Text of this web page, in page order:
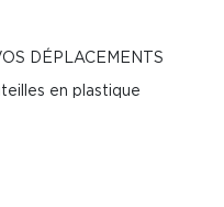
DÉPLACEMENTS
en plastique